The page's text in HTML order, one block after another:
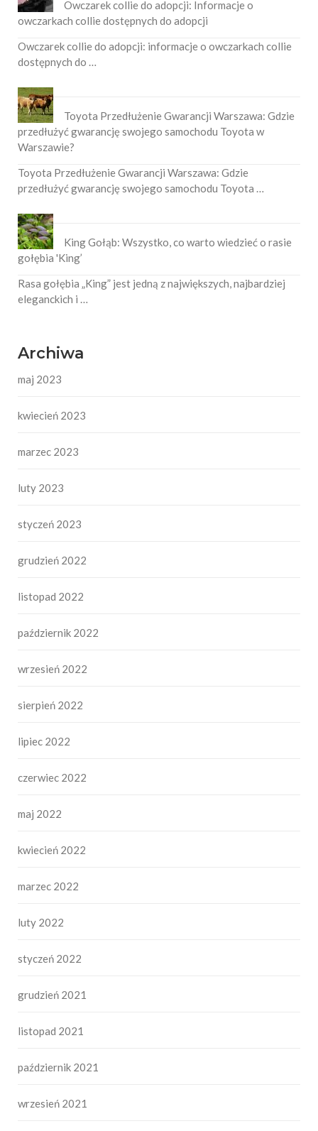
Owczarek collie do adopcji: Informacje o
owczarkach collie dostępnych do adopcji
Owczarek collie do adopcji: informacje o owczarkach collie
dostępnych do …
Toyota Przedłużenie Gwarancji Warszawa: Gdzie
przedłużyć gwarancję swojego samochodu Toyota w
Warszawie?
Toyota Przedłużenie Gwarancji Warszawa: Gdzie
przedłużyć gwarancję swojego samochodu Toyota …
King Gołąb: Wszystko, co warto wiedzieć o rasie
gołębia 'King’
Rasa gołębia „King” jest jedną z największych, najbardziej
eleganckich i …
Archiwa
maj 2023
kwiecień 2023
marzec 2023
luty 2023
styczeń 2023
grudzień 2022
listopad 2022
październik 2022
wrzesień 2022
sierpień 2022
lipiec 2022
czerwiec 2022
maj 2022
kwiecień 2022
marzec 2022
luty 2022
styczeń 2022
grudzień 2021
listopad 2021
październik 2021
wrzesień 2021